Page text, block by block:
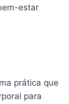
estar
prática que
para